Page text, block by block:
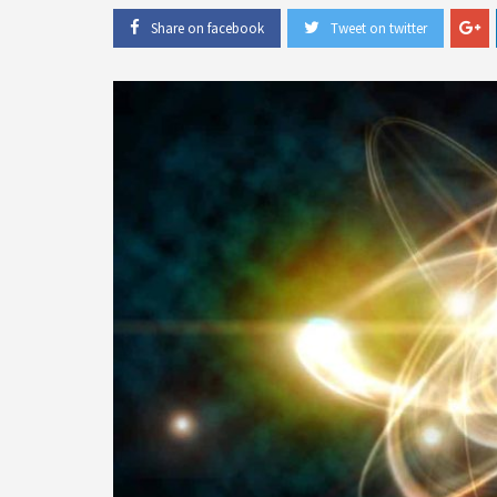
Share on facebook Tweet on twitter